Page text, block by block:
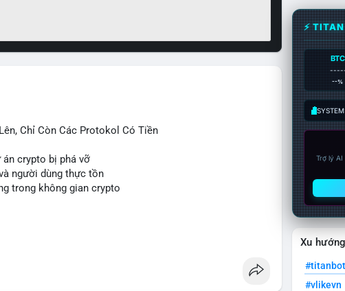
Chỉ Còn Các Protokol Có Tiền
án crypto bị phá vỡ
người dùng thực tồn
trong không gian crypto
⚡
BTC
--%
Trợ lý
Xu
#titanbot
#vlikevn